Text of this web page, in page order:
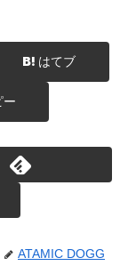
はてブ
ー
ATAMIC DOGG